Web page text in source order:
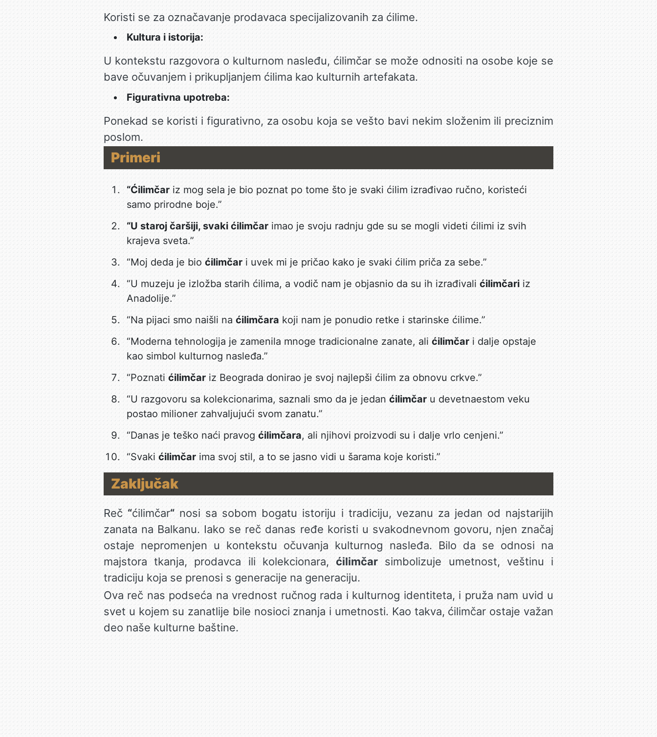
Koristi se za označavanje prodavaca specijalizovanih za ćilime.
Kultura i istorija:
U kontekstu razgovora o kulturnom nasleđu, ćilimčar se može odnositi na osobe koje se
bave očuvanjem i prikupljanjem ćilima kao kulturnih artefakata.
Figurativna upotreba:
Ponekad se koristi i figurativno, za osobu koja se vešto bavi nekim složenim ili preciznim
poslom.
Primeri
“Ćilimčariz mog sela je bio poznat po tome što je svaki ćilim izrađivao ručno, koristeći
samo prirodne boje.”
“U staroj čaršiji, svaki ćilimčarimao je svoju radnju gde su se mogli videti ćilimi iz svih
krajeva sveta.”
“Moj deda je bio ćilimčari uvek mi je pričao kako je svaki ćilim priča za sebe.”
“U muzeju je izložba starih ćilima, a vodič nam je objasnio da su ih izrađivalićilimčariiz
Anadolije.”
“Na pijaci smo naišli na ćilimčarakoji nam je ponudio retke i starinske ćilime.”
“Moderna tehnologija je zamenila mnoge tradicionalne zanate, ali ćilimčari dalje opstaje
kao simbol kulturnog nasleđa.”
“Poznatićilimčariz Beograda donirao je svoj najlepši ćilim za obnovu crkve.”
“U razgovoru sa kolekcionarima, saznali smo da je jedan ćilimčaru devetnaestom veku
postao milioner zahvaljujući svom zanatu.”
“Danas je teško naći pravogćilimčara, ali njihovi proizvodi su i dalje vrlo cenjeni.”
“Svaki ćilimčarima svoj stil, a to se jasno vidi u šarama koje koristi.”
Zaključak
Reč“ćilimčar“ nosi sa sobom bogatu istoriju i tradiciju, vezanu za jedan od najstarijih
zanata na Balkanu. Iako se reč danas ređe koristi u svakodnevnom govoru, njen značaj
ostaje nepromenjen u kontekstu očuvanja kulturnog nasleđa. Bilo da se odnosi na
majstora tkanja, prodavca ili kolekcionara,ćilimčar simbolizuje umetnost, veštinu i
tradiciju koja se prenosi s generacije na generaciju.
Ova reč nas podseća na vrednost ručnog rada i kulturnog identiteta, i pruža nam uvid u
svet u kojem su zanatlije bile nosioci znanja i umetnosti. Kao takva, ćilimčar ostaje važan
deo naše kulturne baštine.